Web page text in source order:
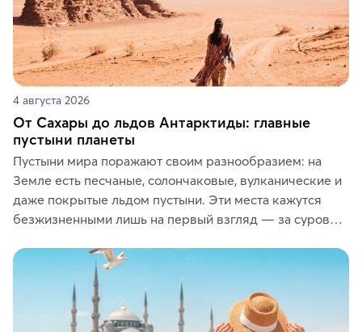
4 августа 2026
От Сахары до льдов Антарктиды: главные
пустыни планеты
Пустыни мира поражают своим разнообразием: на
Земле есть песчаные, солончаковые, вулканические и
даже покрытые льдом пустыни. Эти места кажутся
безжизненными лишь на первый взгляд — за суровой
животные и маршруты, которые дарят одни из самых
ярких впечатлений от путешествий.